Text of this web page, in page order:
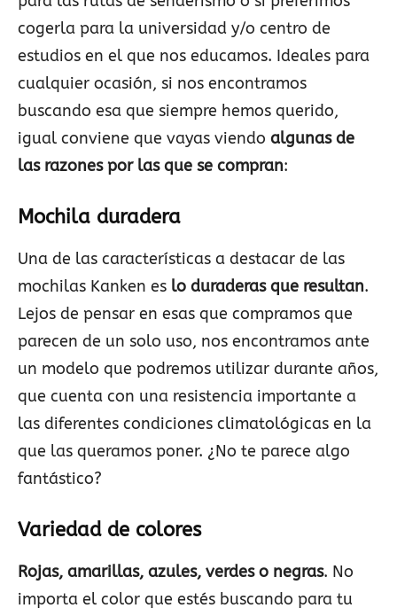
cogerla para la universidad y/o centro de
estudios en el que nos educamos. Ideales para
cualquier ocasión, si nos encontramos
buscando esa que siempre hemos querido,
igual conviene que vayas viendo algunas de
las razones por las que se compran:
Mochila duradera
Una de las características a destacar de las
mochilas Kanken es lo duraderas que resultan.
Lejos de pensar en esas que compramos que
parecen de un solo uso, nos encontramos ante
un modelo que podremos utilizar durante años,
que cuenta con una resistencia importante a
las diferentes condiciones climatológicas en la
que las queramos poner. ¿No te parece algo
fantástico?
Variedad de colores
Rojas, amarillas, azules, verdes o negras. No
importa el color que estés buscando para tu